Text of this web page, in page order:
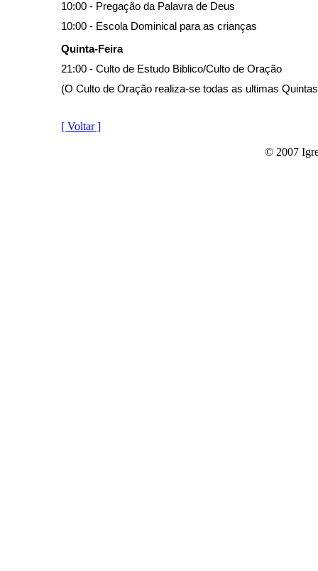
10:00 - Pregação da Palavra de Deus
10:00 - Escola Dominical para as crianças
Quinta-Feira
21:00 - Culto de Estudo Biblico/Culto de Oração
(O Culto de Oração realiza-se todas as ultimas
[ Voltar ]
© 2007